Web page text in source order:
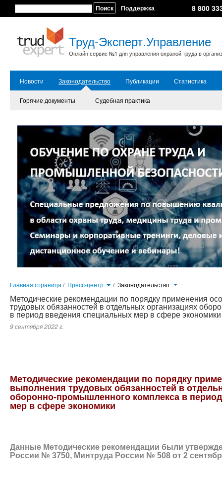
Поиск Поддержка 8 800
Труд-Эксперт.Управление
Онлайн сервис №1 для управления охраной труда в
Новости Законодательство Публикации Статистика
Горячие документы Судебная практика
Главная страница / Пресс-центр / Законодательство
Методические рекомендации по порядку применения
трудовых обязанностей в отдельных организациях
в период введения специальных мер в сфере экономики
9 сентября 2022 г.
Методические рекомендации по порядку
выполнения трудовых обязанностей в
оборонно-промышленного комплекса в
мер в сфере экономики
Данные Методические рекомендации были
России № 3750, Минтруда России № 508 от 2